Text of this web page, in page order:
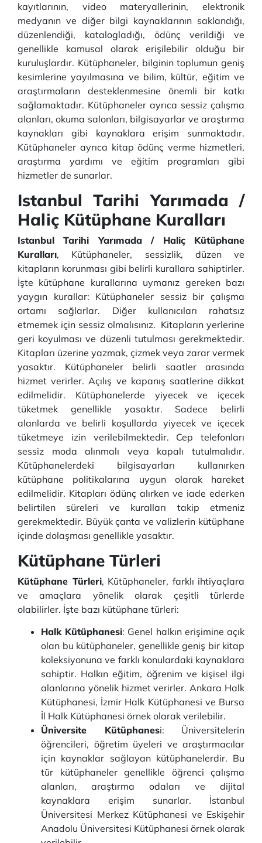
kayıtlarının, video materyallerinin, elektronik
medyanın ve diğer bilgi kaynaklarının saklandığı,
düzenlendiği, katalogladığı, ödünç verildiği ve
genellikle kamusal olarak erişilebilir olduğu bir
kuruluşlardır. Kütüphaneler, bilginin toplumun geniş
kesimlerine yayılmasına ve bilim, kültür, eğitim ve
araştırmaların desteklenmesine önemli bir katkı
sağlamaktadır. Kütüphaneler ayrıca sessiz çalışma
alanları, okuma salonları, bilgisayarlar ve araştırma
kaynakları gibi kaynaklara erişim sunmaktadır.
Kütüphaneler ayrıca kitap ödünç verme hizmetleri,
araştırma yardımı ve eğitim programları gibi
hizmetler de sunarlar.
Istanbul Tarihi Yarımada /
Haliç Kütüphane Kuralları
Istanbul Tarihi Yarımada / Haliç Kütüphane
Kuralları, Kütüphaneler, sessizlik, düzen ve
kitapların korunması gibi belirli kurallara sahiptirler.
İşte kütüphane kurallarına uymanız gereken bazı
yaygın kurallar: Kütüphaneler sessiz bir çalışma
ortamı sağlarlar. Diğer kullanıcıları rahatsız
etmemek için sessiz olmalısınız. Kitapların yerlerine
geri koyulması ve düzenli tutulması gerekmektedir.
Kitapları üzerine yazmak, çizmek veya zarar vermek
yasaktır. Kütüphaneler belirli saatler arasında
hizmet verirler. Açılış ve kapanış saatlerine dikkat
edilmelidir. Kütüphanelerde yiyecek ve içecek
tüketmek genellikle yasaktır. Sadece belirli
alanlarda ve belirli koşullarda yiyecek ve içecek
tüketmeye izin verilebilmektedir. Cep telefonları
sessiz moda alınmalı veya kapalı tutulmalıdır.
Kütüphanelerdeki bilgisayarları kullanırken
kütüphane politikalarına uygun olarak hareket
edilmelidir. Kitapları ödünç alırken ve iade ederken
belirtilen süreleri ve kuralları takip etmeniz
gerekmektedir. Büyük çanta ve valizlerin kütüphane
içinde dolaşması genellikle yasaktır.
Kütüphane Türleri
Kütüphane Türleri, Kütüphaneler, farklı ihtiyaçlara
ve amaçlara yönelik olarak çeşitli türlerde
olabilirler. İşte bazı kütüphane türleri:
Halk Kütüphanesi: Genel halkın erişimine açık
olan bu kütüphaneler, genellikle geniş bir kitap
koleksiyonuna ve farklı konulardaki kaynaklara
sahiptir. Halkın eğitim, öğrenim ve kişisel ilgi
alanlarına yönelik hizmet verirler. Ankara Halk
Kütüphanesi, İzmir Halk Kütüphanesi ve Bursa
İl Halk Kütüphanesi örnek olarak verilebilir.
Üniversite Kütüphanesi: Üniversitelerin
öğrencileri, öğretim üyeleri ve araştırmacılar
için kaynaklar sağlayan kütüphanelerdir. Bu
tür kütüphaneler genellikle öğrenci çalışma
alanları, araştırma odaları ve dijital
kaynaklara erişim sunarlar. İstanbul
Üniversitesi Merkez Kütüphanesi ve Eskişehir
Anadolu Üniversitesi Kütüphanesi örnek olarak